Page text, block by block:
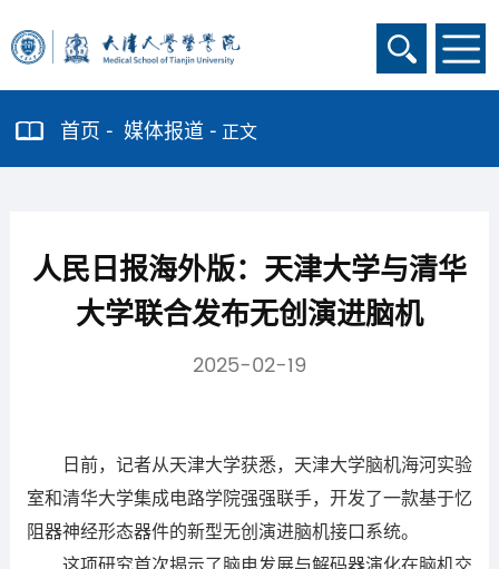
首页 媒体报道 正文
人民日报海外版：天津大学与清华
大学联合发布无创演进脑机
2025-02-19
日前，记者从天津大学获悉，天津大学脑机海河实验
室和清华大学集成电路学院强强联手，开发了一款基于忆
阻器神经形态器件的新型无创演进脑机接口系统。